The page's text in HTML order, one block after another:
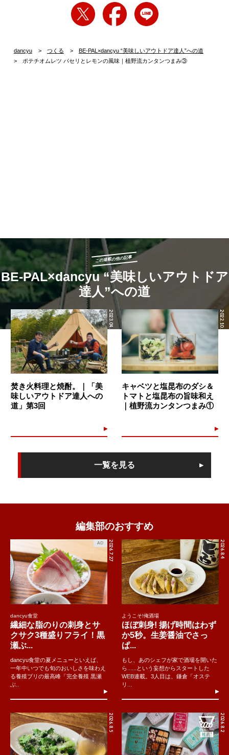
dancyu つくる
BE-PAL×dancyu “美味しいアウトドア達人”への道
ポテチオムレツ パセリとレモンの風味｜植野流カンタンつまみ③
この連載の他の記事
BE-PAL×dancyu “美味しいアウトドア
達人”への道
2023.04.12
焚き火料理と焼酎。｜「美
味しいアウトドア達人への
道」第3回
2022.10.05
キャベツと塩昆布のダシ＆
トマトと塩昆布の旨味和え
｜植野流カンタンつまみ①
一覧を見る
編集部のおすすめ
2026.7.27
AD
dancyu食堂
繊細な脂のりの刺身とサ
クサク3種盛りフライ！黒
瀬ぶ...
dancyu食堂の夏メニューといえば、
一年中いつでも旬のおいしさを味わえ
る養殖ブリの最高峰「完全養殖 黒瀬
ぶ..
2026.8.4
ようこそ!俺酒場
ほぼ刺身! 揚げ時間はわず
か5秒。生姜醤油でさっ
ぱ...
もし、あのシェフが家で酒場を開いた
ら......という妄想からスタートした
WEB連載。3人目は、鎌倉「オステ
リ...
2026.8.5 2026.8.2